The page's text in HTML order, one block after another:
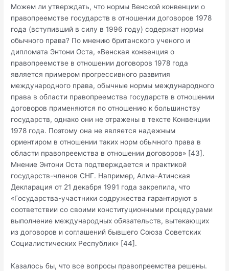
Можем ли утверждать, что нормы Венской конвенции о
правопреемстве государств в отношении договоров 1978
года (вступивший в силу в 1996 году) содержат нормы
обычного права? По мнению британского ученого и
дипломата Энтони Оста, «Венская конвенция о
правопреемстве в отношении договоров 1978 года
является примером прогрессивного развития
международного права, обычные нормы международного
права в области правопреемства государств в отношении
договоров применяются по отношению к большинству
государств, однако они не отражены в тексте Конвенции
1978 года. Поэтому она не является надежным
ориентиром в отношении таких норм обычного права в
области правопреемства в отношении договоров» [43].
Мнение Энтони Оста подтверждается и практикой
государств-членов СНГ. Например, Алма-Атинская
Декларация от 21 декабря 1991 года закрепила, что
«Государства-участники содружества гарантируют в
соответствии со своими конституционными процедурами
выполнение международных обязательств, вытекающих
из договоров и соглашений бывшего Союза Советских
Социалистических Республик» [44].
Казалось бы, что все вопросы правопреемства решены.